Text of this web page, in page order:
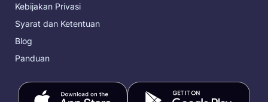
Kebijakan Privasi
Syarat dan Ketentuan
Blog
Panduan